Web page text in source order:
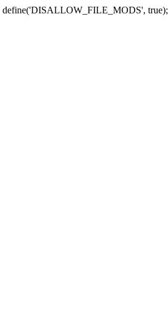
true);